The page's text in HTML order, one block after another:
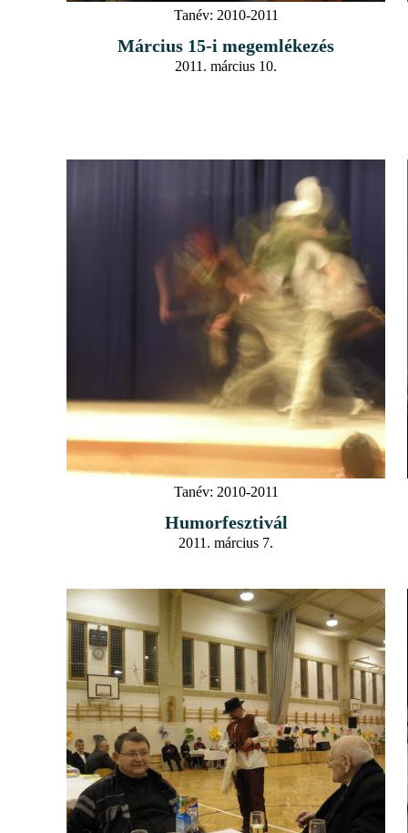
Tanév: 2010-2011
Március 15-i megemlékezés
2011. március 10.
Tanév: 2010-2011
Humorfesztivál
2011. március 7.